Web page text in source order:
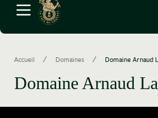
Ouvrir le menu
Accueil / Domaines / Domaine Arnaud
Domaine Arnaud